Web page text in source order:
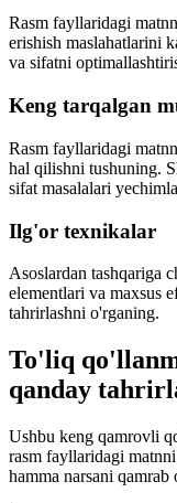
Rasm fayllaridagi
erishish maslahatlarini
va sifatni
Keng tarqalgan
Rasm fayllaridagi
hal qilishni tushuning.
sifat masalalari
Ilg'or texnikalar
Asoslardan tashqariga
elementlari va maxsus
tahrirlashni o'rganing.
To'liq
qanday
Ushbu keng qamrovli
rasm fayllaridagi
hamma narsani qamrab